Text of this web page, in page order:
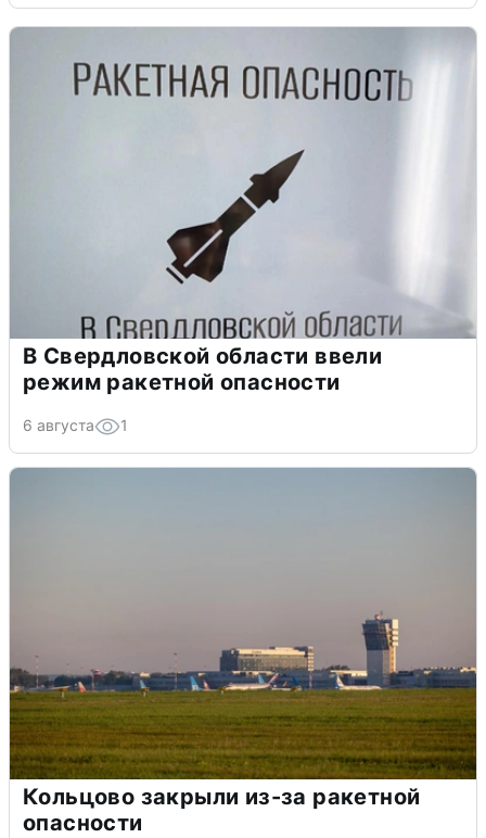
В Свердловской области ввели
режим ракетной опасности
6 августа 1
Кольцово закрыли из-за ракетной
опасности